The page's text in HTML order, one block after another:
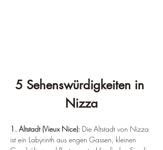
5 Sehenswürdigkeiten in
Nizza
1. Altstadt (Vieux Nice): Die Altstadt von Nizza
ist ein Labyrinth aus engen Gassen, kleinen